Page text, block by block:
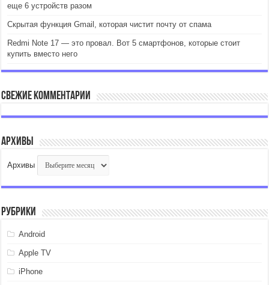
еще 6 устройств разом
Скрытая функция Gmail, которая чистит почту от спама
Redmi Note 17 — это провал. Вот 5 смартфонов, которые стоит
купить вместо него
Свежие комментарии
Архивы
Архивы
Рубрики
Android
Apple TV
iPhone